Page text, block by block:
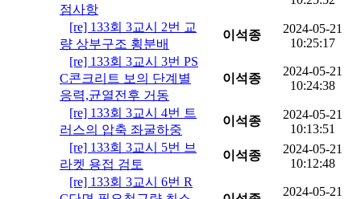
점사항
[re] 133회 3교시 2번 교
량 상부구조 횡분배
이석종
2024-05-21
10:25:17
[re] 133회 3교시 3번 PS
C콘크리트 보의 단계별
응력,균열전후 거동
이석종
2024-05-21
10:24:38
[re] 133회 3교시 4번 트
러스의 압축 좌굴하중
이석종
2024-05-21
10:13:51
[re] 133회 3교시 5번 브
라켓 용접 검토
이석종
2024-05-21
10:12:48
[re] 133회 3교시 6번 R
2024-05-21